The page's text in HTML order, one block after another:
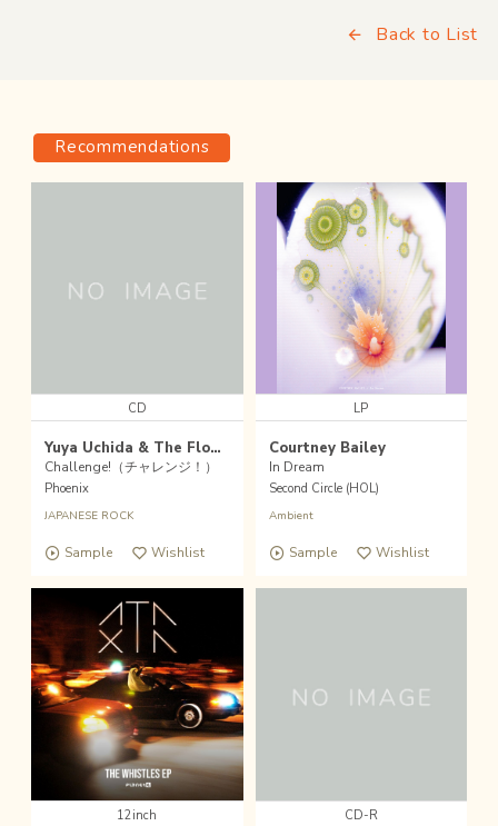
Back to List
Recommendations
CD
Yuya Uchida & The Flowers（内田裕也とフラワーズ）
Challenge!（チャレンジ！）
Phoenix
JAPANESE ROCK
Sample Wishlist
LP
Courtney Bailey
In Dream
Second Circle (HOL)
Ambient
Sample Wishlist
12inch CD-R